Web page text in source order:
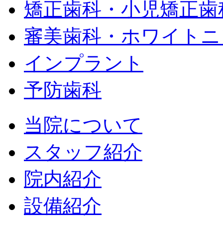
矯正歯科・小児矯正歯
審美歯科・ホワイト
インプラント
予防歯科
当院について
スタッフ紹介
院内紹介
設備紹介